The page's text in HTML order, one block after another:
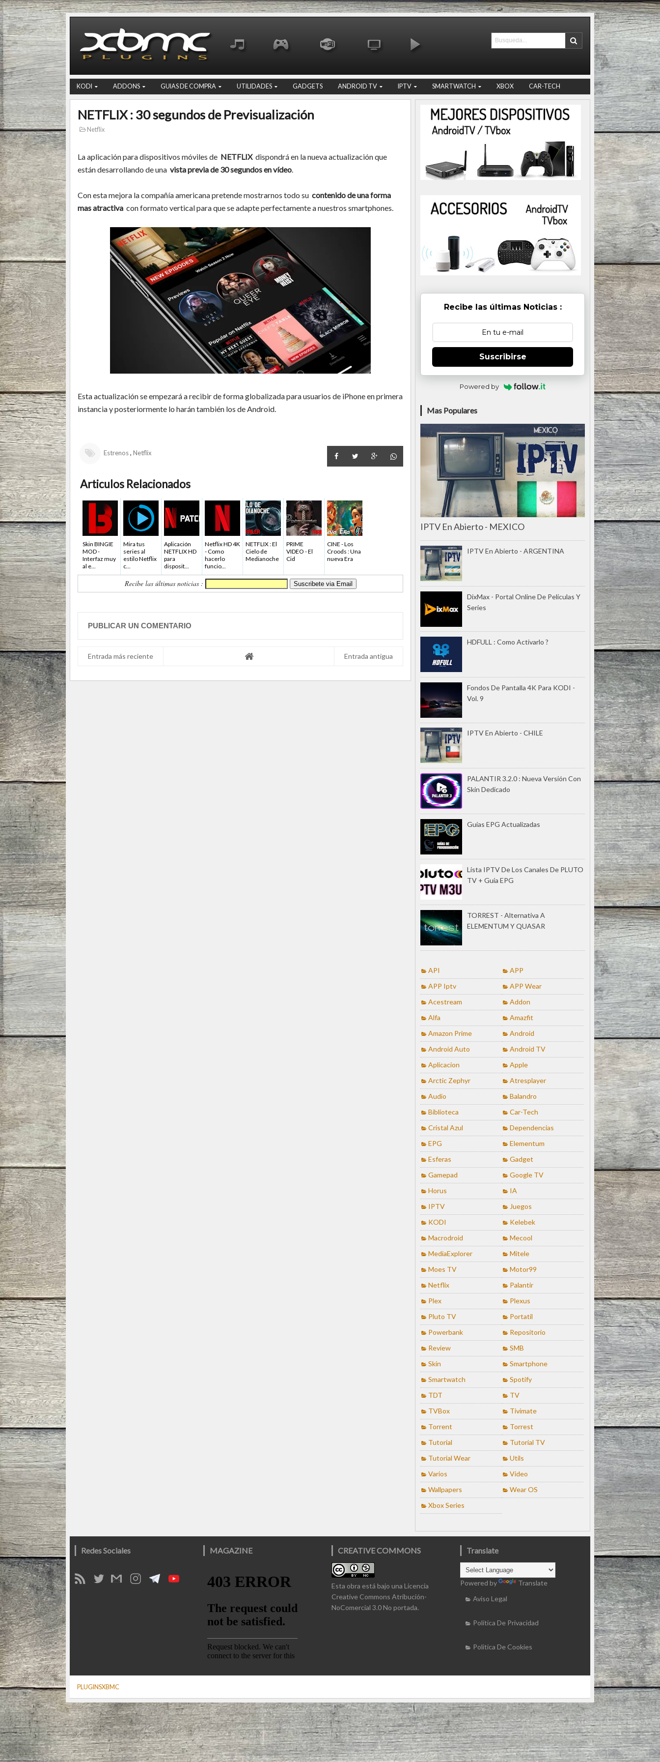
KODI ADDONS GUIAS DE COMPRA UTILIDADES GADGETS ANDROID TV IPTV SMARTWATCH XBOX CAR-TECH
NETFLIX : 30 segundos de Previsualización
Netflix
La aplicación para dispositivos móviles de NETFLIXdispondrá en la nueva actualización que
están desarrollando de una vista previa de 30 segundos en vídeo.
Con esta mejora la compañía americana pretende mostrarnos todo su contenido de una forma
mas atractiva con formato vertical para que se adapte perfectamente a nuestros smartphones.
Esta actualización se empezará a recibir de forma globalizada para usuarios de iPhone en primera
instancia y posteriormente lo harán también los de Android.
Estrenos, Netflix
Articulos Relacionados
Skin BINGIE
MOD -
Interfaz muy
al e...
Mira tus
series al
estilo Netflix
c...
Aplicación
NETFLIX HD
para
disposit...
Netflix HD 4K
- Como
hacerlo
funcio...
NETFLIX : El
Cielo de
Medianoche
PRIME
VIDEO - El
Cid
CINE - Los
Croods : Una
nueva Era
Recibe las últimas noticias :
PUBLICAR UN COMENTARIO
Entrada más reciente Entrada antigua
Recibe las últimas Noticias :
Suscribirse
Powered by
Mas Populares
IPTV En Abierto - MEXICO
IPTV En Abierto - ARGENTINA
DixMax - Portal Online De Películas Y
Series
HDFULL : Como Activarlo ?
Fondos De Pantalla 4K Para KODI -
Vol. 9
IPTV En Abierto - CHILE
PALANTIR 3.2.0 : Nueva Versión Con
Skin Dedicado
Guías EPG Actualizadas
Lista IPTV De Los Canales De PLUTO
TV + Guía EPG
TORREST - Alternativa A
ELEMENTUM Y QUASAR
API
APP
APP Iptv
APP Wear
Acestream
Addon
Alfa
Amazfit
Amazon Prime
Android
Android Auto
Android TV
Aplicacion
Apple
Arctic Zephyr
Atresplayer
Audio
Balandro
Biblioteca
Car-Tech
Cristal Azul
Dependencias
EPG
Elementum
Esferas
Gadget
Gamepad
Google TV
Horus
IA
IPTV
Juegos
KODI
Kelebek
Macrodroid
Mecool
MediaExplorer
Mitele
Moes TV
Motor99
Netflix
Palantir
Plex
Plexus
Pluto TV
Portatil
Powerbank
Repositorio
Review
SMB
Skin
Smartphone
Smartwatch
Spotify
TDT
TV
TVBox
Tivimate
Torrent
Torrest
Tutorial
Tutorial TV
Tutorial Wear
Utils
Varios
Video
Wallpapers
Wear OS
Xbox Series
Redes Sociales MAGAZINE CREATIVE COMMONS
Esta obra está bajo unaLicencia
Creative Commons Atribución-
NoComercial 3.0 No portada.
Translate
Powered by
Translate
Aviso Legal
Política De Privacidad
Politica De Cookies
PLUGINSXBMC